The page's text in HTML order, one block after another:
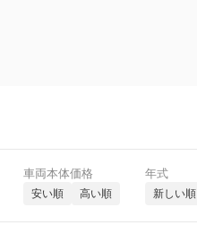
車両本体価格
安い順 高い順
年式
新しい順